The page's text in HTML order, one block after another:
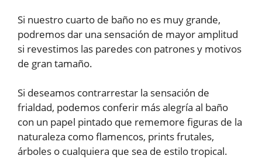
Si nuestro cuarto de baño no es muy grande,
podremos dar una sensación de mayor amplitud
si revestimos las paredes con patrones y motivos
de gran tamaño.
Si deseamos contrarrestar la sensación de
frialdad, podemos conferir más alegría al baño
con un papel pintado que rememore figuras de la
naturaleza como flamencos, prints frutales,
árboles o cualquiera que sea de estilo tropical.